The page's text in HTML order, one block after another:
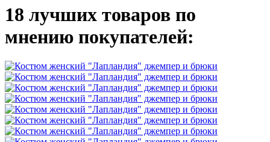
18 лучших товаров по
мнению покупателей: